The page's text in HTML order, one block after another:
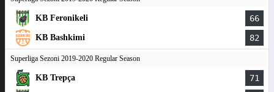
KB Feronikeli 66
KB Bashkimi 82
Superliga Sezoni 2019-2020 Regular Season
KB Trepça 71